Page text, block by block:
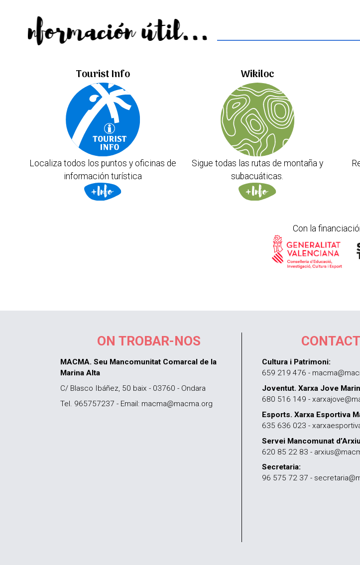
Información útil...
Tourist Info
Localiza todos los puntos y oficinas de
información turística
Wikiloc
Sigue todas las rutas de montaña y
subacuáticas.
Con la
ON TROBAR-NOS
MACMA. Seu Mancomunitat Comarcal de la
Marina Alta
C/ Blasco Ibáñez, 50 baix - 03760 - Ondara
Tel. 965757237 - Email: macma@macma.org
Cultura i Patrimoni:
659 219 476 -
Joventut. Xarxa Jove
680 516 149 -
Esports. Xarxa Esportiva
635 636 023 -
Servei Mancomunat
620 85 22 83 -
Secretaria:
96 575 72 37 -